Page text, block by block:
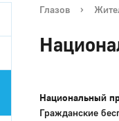
Глазов ›
Национальный
Гражданские